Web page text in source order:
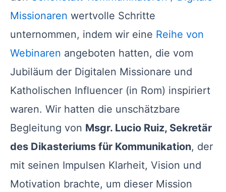
Missionaren wertvolle Schritte
unternommen, indem wir eine Reihe von
Webinaren angeboten hatten, die vom
Jubiläum der Digitalen Missionare und
Katholischen Influencer (in Rom) inspiriert
waren. Wir hatten die unschätzbare
Begleitung von Msgr. Lucio Ruiz, Sekretär
des Dikasteriums für Kommunikation, der
mit seinen Impulsen Klarheit, Vision und
Motivation brachte, um dieser Mission